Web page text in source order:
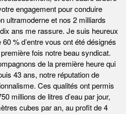
engagement pour conduire
ultramoderne et nos 2 milliards
ans me rassure. Je suis heureux
% d’entre vous ont été désignés
fois notre beau syndicat.
de la première heure qui
43 ans, notre réputation de
Ces qualités ont permis
millions de litres d’eau par jour,
cubes par an, au profit de 4